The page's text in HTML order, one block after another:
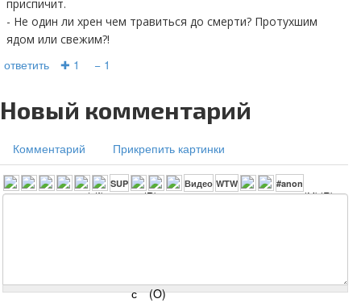
приспичит.
- Не один ли хрен чем травиться до смерти? Протухшим
ядом или свежим?!
ответить ✚ 1 − 1
Новый комментарий
Комментарий Прикрепить картинки